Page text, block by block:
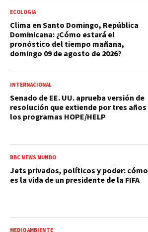
ECOLOGÍA
Clima en Santo Domingo, República
Dominicana: ¿Cómo estará el
pronóstico del tiempo mañana,
domingo 09 de agosto de 2026?
INTERNACIONAL
Senado de EE. UU. aprueba versión de
resolución que extiende por tres años
los programas HOPE/HELP
BBC NEWS MUNDO
Jets privados, políticos y poder: cómo
es la vida de un presidente de la FIFA
MEDIO AMBIENTE